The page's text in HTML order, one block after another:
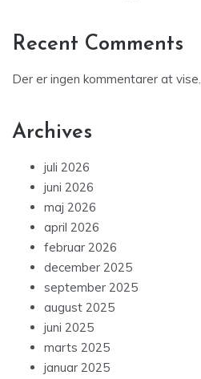
Recent Comments
Der er ingen kommentarer at vise.
Archives
juli 2026
juni 2026
maj 2026
april 2026
februar 2026
december 2025
september 2025
august 2025
juni 2025
marts 2025
januar 2025